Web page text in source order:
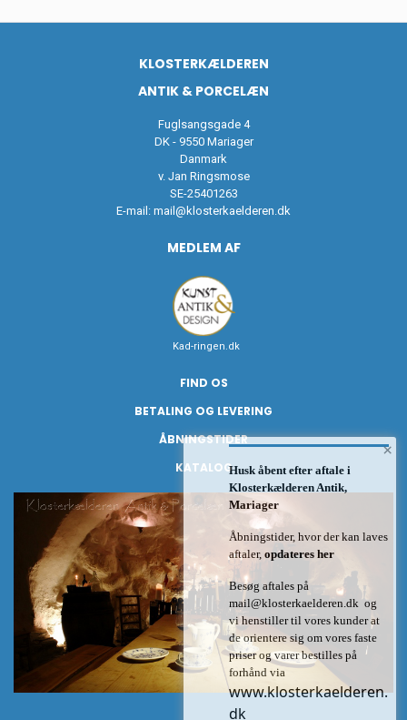
KLOSTERKÆLDEREN
ANTIK & PORCELÆN
Fuglsangsgade 4
DK - 9550 Mariager
Danmark
v. Jan Ringsmose
SE-25401263
E-mail: mail@klosterkaelderen.dk
MEDLEM AF
Kad-ringen.dk
FIND OS
BETALING OG LEVERING
ÅBNINGSTIDER
KATALOG
×
Husk åbent efter aftale i
Klosterkælderen Antik,
Mariager
Åbningstider, hvor der kan laves
aftaler, opdateres her
Besøg aftales på
mail@klosterkaelderen.dk og
vi henstiller til vores kunder at
de orientere sig om vores faste
priser og varer bestilles på
forhånd via
www.klosterkaelderen.
dk